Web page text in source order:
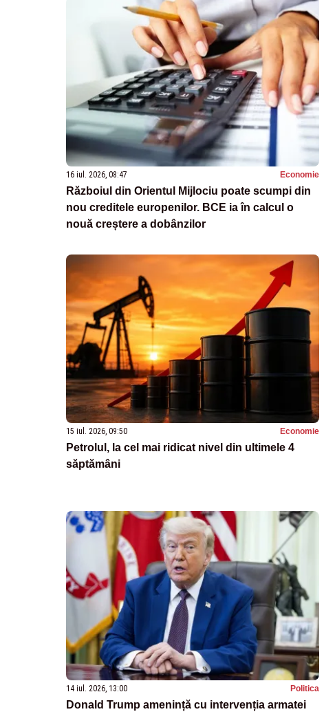
16 iul. 2026, 08:47 Economie
Războiul din Orientul Mijlociu poate scumpi din
nou creditele europenilor. BCE ia în calcul o
nouă creștere a dobânzilor
15 iul. 2026, 09:50 Economie
Petrolul, la cel mai ridicat nivel din ultimele 4
săptămâni
14 iul. 2026, 13:00 Politica
Donald Trump amenință cu intervenția armatei